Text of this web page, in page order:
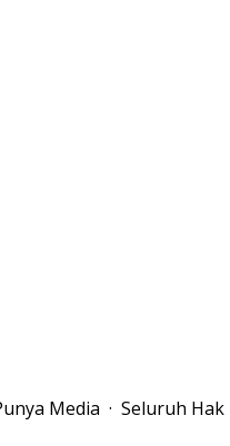
Media · Seluruh Hak